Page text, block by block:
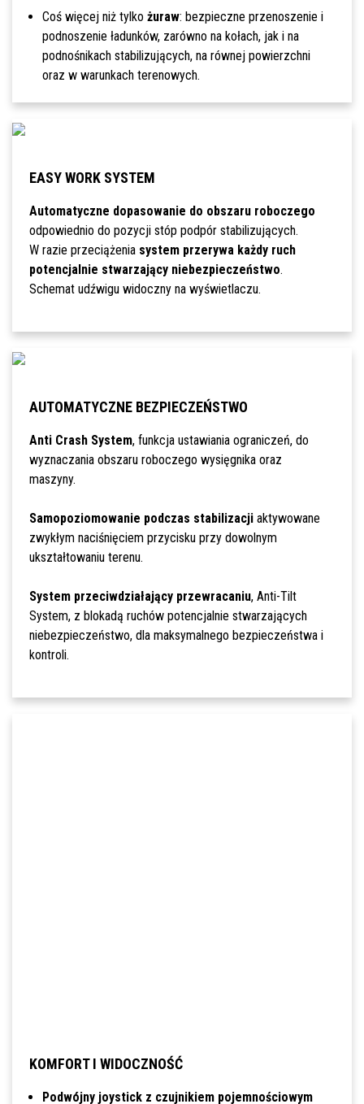
Coś więcej niż tylko żuraw: bezpieczne przenoszenie i
podnoszenie ładunków, zarówno na kołach, jak i na
podnośnikach stabilizujących, na równej powierzchni
oraz w warunkach terenowych.
EASY WORK SYSTEM
Automatyczne dopasowanie do obszaru roboczego
odpowiednio do pozycji stóp podpór stabilizujących.
W razie przeciążenia system przerywa każdy ruch
potencjalnie stwarzający niebezpieczeństwo.
Schemat udźwigu widoczny na wyświetlaczu.
AUTOMATYCZNE BEZPIECZEŃSTWO
Anti Crash System, funkcja ustawiania ograniczeń, do
wyznaczania obszaru roboczego wysięgnika oraz
maszyny.
Samopoziomowanie podczas stabilizacjiaktywowane
zwykłym naciśnięciem przycisku przy dowolnym
ukształtowaniu terenu.
System przeciwdziałający przewracaniu, Anti-Tilt
System, z blokadą ruchów potencjalnie stwarzających
niebezpieczeństwo, dla maksymalnego bezpieczeństwa i
kontroli.
KOMFORT I WIDOCZNOŚĆ
Podwójny joystick z czujnikiem pojemnościowym